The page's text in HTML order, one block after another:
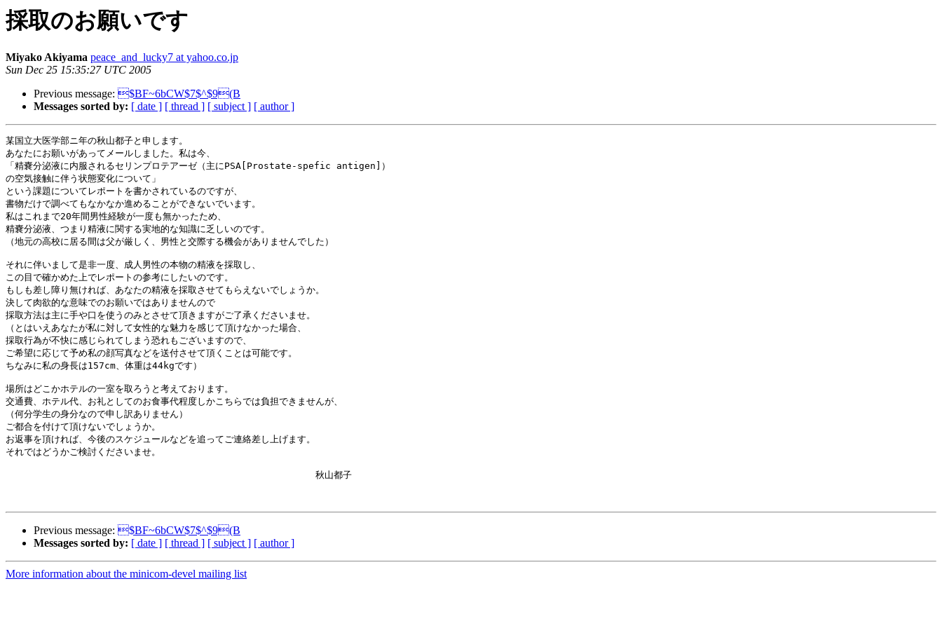
採取のお願いです
Miyako Akiyama peace_and_lucky7 at yahoo.co.jp
Sun Dec 25 15:35:27 UTC 2005
Previous message: $BF~6bCW$7$^$9(B
Messages sorted by: [ date ] [ thread ] [ subject ] [ author ]
某国立大医学部ニ年の秋山都子と申します。
あなたにお願いがあってメールしました。私は今、
「精嚢分泌液に内服されるセリンプロテアーゼ（主にPSA[Prostate-spefic antigen]）
の空気接触に伴う状態変化について」
という課題についてレポートを書かされているのですが、
書物だけで調べてもなかなか進めることができないでいます。
私はこれまで20年間男性経験が一度も無かったため、
精嚢分泌液、つまり精液に関する実地的な知識に乏しいのです。
（地元の高校に居る間は父が厳しく、男性と交際する機会がありませんでした）
それに伴いまして是非一度、成人男性の本物の精液を採取し、
この目で確かめた上でレポートの参考にしたいのです。
もしも差し障り無ければ、あなたの精液を採取させてもらえないでしょうか。
決して肉欲的な意味でのお願いではありませんので
採取方法は主に手や口を使うのみとさせて頂きますがご了承くださいませ。
（とはいえあなたが私に対して女性的な魅力を感じて頂けなかった場合、
採取行為が不快に感じられてしまう恐れもございますので、
ご希望に応じて予め私の顔写真などを送付させて頂くことは可能です。
ちなみに私の身長は157cm、体重は44kgです）
場所はどこかホテルの一室を取ろうと考えております。
交通費、ホテル代、お礼としてのお食事代程度しかこちらでは負担できませんが、
（何分学生の身分なので申し訳ありません）
ご都合を付けて頂けないでしょうか。
お返事を頂ければ、今後のスケジュールなどを追ってご連絡差し上げます。
それではどうかご検討くださいませ。
秋山都子
Previous message: $BF~6bCW$7$^$9(B
Messages sorted by: [ date ] [ thread ] [ subject ] [ author ]
More information about the minicom-devel mailing list